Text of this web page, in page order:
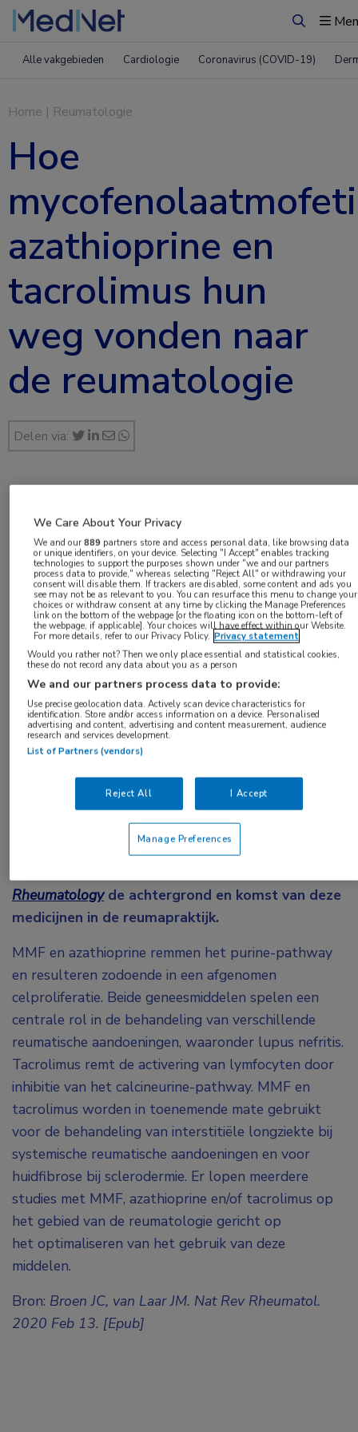
Zoeken
Alle vakgebieden Cardiologie Coronavirus (COVID-19)
Home | Reumatologie
Hoe
azathioprine en
tacrolimus hun
weg vonden naar
de reumatologie
Delen via:
Mycofenolaatmofetil (MMF), azathioprine en
tacrolimus hebben vanuit de behandeling van
solide orgaantransplantaties hun weg gevonden
richting de reumatologie. Onlangs beschreven dr.
Jasper Broen (Máxima MC) en prof. dr. Jaap van
Rheumatologyde achtergrond en komst van deze
medicijnen in de reumapraktijk.
MMF en azathioprine remmen het purine-pathway
en resulteren zodoende in een afgenomen
celproliferatie. Beide geneesmiddelen spelen een
centrale rol in de behandeling van verschillende
reumatische aandoeningen, waaronder lupus nefritis.
Tacrolimus remt de activering van lymfocyten door
inhibitie van het calcineurine-pathway. MMF en
tacrolimus worden in toenemende mate gebruikt
voor de behandeling van interstitiële longziekte bij
systemische reumatische aandoeningen en voor
huidfibrose bij sclerodermie. Er lopen meerdere
studies met MMF, azathioprine en/of tacrolimus op
het gebied van de reumatologie gericht op
het optimaliseren van het gebruik van deze
middelen.
Bron: Broen JC, van Laar JM. Nat Rev Rheumatol.
2020 Feb 13. [Epub]
Vakgebieden:
Reumatologie
Aandachtsgebieden:
ILD,Reumatoïde artritis,Sclerodermie
azathioprine, mycofenolaatmofetil,tacrolimus
We Care About Your Privacy
We and our889 partners store and access personal data, like browsing data
or unique identifiers, on your device. Selecting "I Accept" enables tracking
technologies to support the purposes shown under "we and our partners
process data to provide," whereas selecting "Reject All" or withdrawing your
consent will disable them. If trackers are disabled, some content and ads you
see may not be as relevant to you. You can resurface this menu to change your
choices or withdraw consent at any time by clicking the Manage Preferences
link on the bottom of the webpage [or the floating icon on the bottom-left of
the webpage, if applicable]. Your choices will have effect within our Website.
For more details, refer to our Privacy Policy. Privacy statement
Would you rather not? Then we only place essential and statistical cookies,
these do not record any data about you as a person
We and our partners process data to provide:
Use precise geolocation data. Actively scan device characteristics for
identification. Store and/or access information on a device. Personalised
advertising and content, advertising and content measurement, audience
research and services development.
List of Partners (vendors)
Reject All I Accept
Manage Preferences